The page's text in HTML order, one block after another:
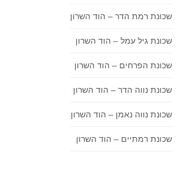
שכונת רמת הדר – הוד השרון
שכונת גיל עמל – הוד השרון
שכונת הפרחים – הוד השרון
שכונת נווה הדר – הוד השרון
שכונת נווה נאמן – הוד השרון
שכונת רמתיים – הוד השרון